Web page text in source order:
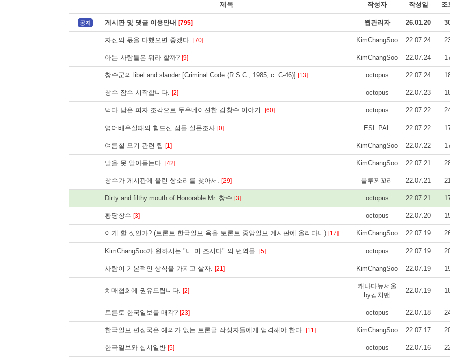
제목 작성자 작성일 조
공지 게시판 및 댓글 이용안내 [795] 웹관리자 26.01.20
자신의 몫을 다했으면 좋겠다. [70] KimChangSoo 22.07.24
아는 사람들은 뭐라 할까? [9] KimChangSoo 22.07.24
창수군의 libel and slander [Criminal Code (R.S.C., 1985, c. C-46)] [13] octopus 22.07.24
창수 잠수 시작합니다. [2] octopus 22.07.23
먹다 남은 피자 조각으로 두우네이션한 김창수 이야기. [60] octopus 22.07.22
영어배우실때의 힘드신 점들 설문조사 [0] ESL PAL 22.07.22
여름철 모기 관련 팁 [1] KimChangSoo 22.07.22
말을 못 알아듣는다. [42] KimChangSoo 22.07.21
창수가 게시판에 올린 쌍소리를 찾아서. [29] 블루꾀꼬리 22.07.21
Dirty and filthy mouth of Honorable Mr. 창수 [3] octopus 22.07.21
황당창수 [3] octopus 22.07.20
이게 할 짓인가? (토론토 한국일보 욕을 토론토 중앙일보 계시판에 올리다니) [17] KimChangSoo 22.07.19
KimChangSoo가 원하시는 "니 미 조시다" 의 번역물. [5] octopus 22.07.19
사람이 기본적인 상식을 가지고 살자. [21] KimChangSoo 22.07.19
치매협회에 권유드립니다. [2]
캐나다뉴서울
by김치맨
22.07.19
토론토 한국일보를 매각? [23] octopus 22.07.18
한국일보 편집국은 예의가 없는 토론글 작성자들에게 엄격해야 한다. [11] KimChangSoo 22.07.17
한국일보와 십시일반 [5] octopus 22.07.16